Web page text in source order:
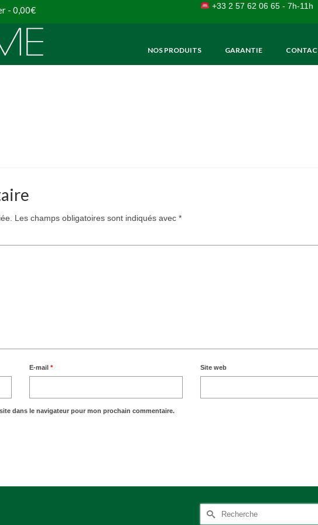
- 0,00€ +33 2 57 62 06 65 - 7h-11h
NOS PRODUITS GARANTIE
Les champs obligatoires sont indiqués avec *
E-mail * Site web
dans le navigateur pour mon prochain commentaire.
Rechercher :